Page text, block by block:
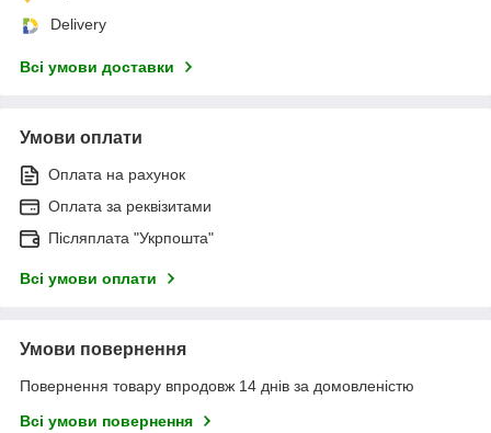
Delivery
Всі умови доставки
Умови оплати
Оплата на рахунок
Оплата за реквізитами
Післяплата "Укрпошта"
Всі умови оплати
Умови повернення
Повернення товару впродовж 14 днів за домовленістю
Всі умови повернення